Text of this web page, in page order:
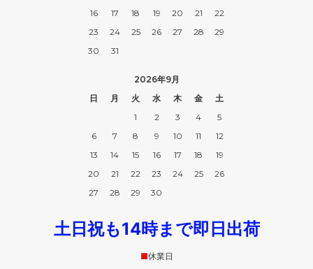
16
17 18 19 20 21
22
23
24 25 26 27 28
29
30
31
2026年9月
日
月 火 水 木 金
土
1
2 3 4
5
6
7 8 9 10 11
12
13
14 15 16 17 18
19
20
21 22 23 24 25
26
27
28 29 30
土日祝も14時まで即日出荷
■休業日